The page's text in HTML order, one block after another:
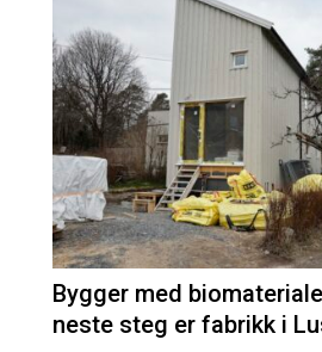
Bygger med
neste steg er fabrikk i